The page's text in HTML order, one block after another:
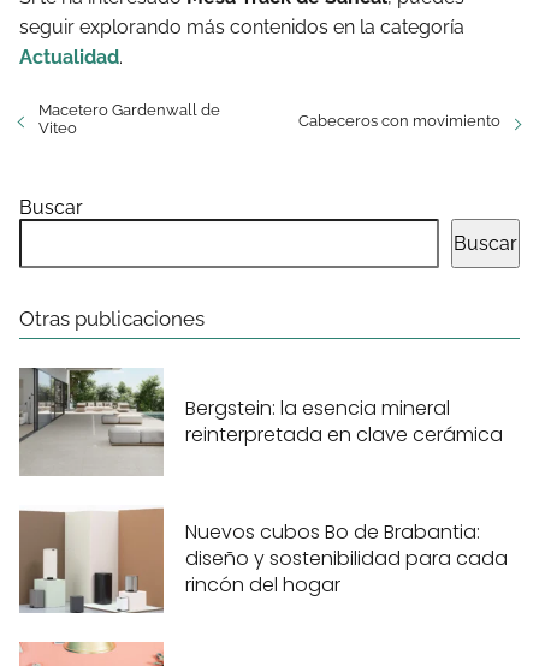
seguir explorando más contenidos en la categoría
Actualidad.
Macetero Gardenwall de
Viteo
Cabeceros con movimiento
Buscar
Buscar
Otras publicaciones
Bergstein: la esencia mineral
reinterpretada en clave cerámica
Nuevos cubos Bo de Brabantia:
diseño y sostenibilidad para cada
rincón del hogar